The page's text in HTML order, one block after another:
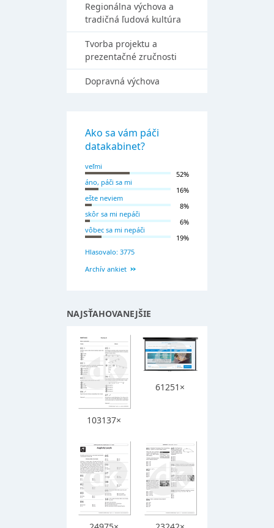
Regionálna výchova a
tradičná ľudová kultúra
Tvorba projektu a
prezentačné zručnosti
Dopravná výchova
Ako sa vám páči
datakabinet?
veľmi
52%
áno, páči sa mi
16%
ešte neviem
8%
skôr sa mi nepáči
6%
vôbec sa mi nepáči
19%
Hlasovalo: 3775
Archív ankiet
NAJSŤAHOVANEJŠIE
103137×
61251×